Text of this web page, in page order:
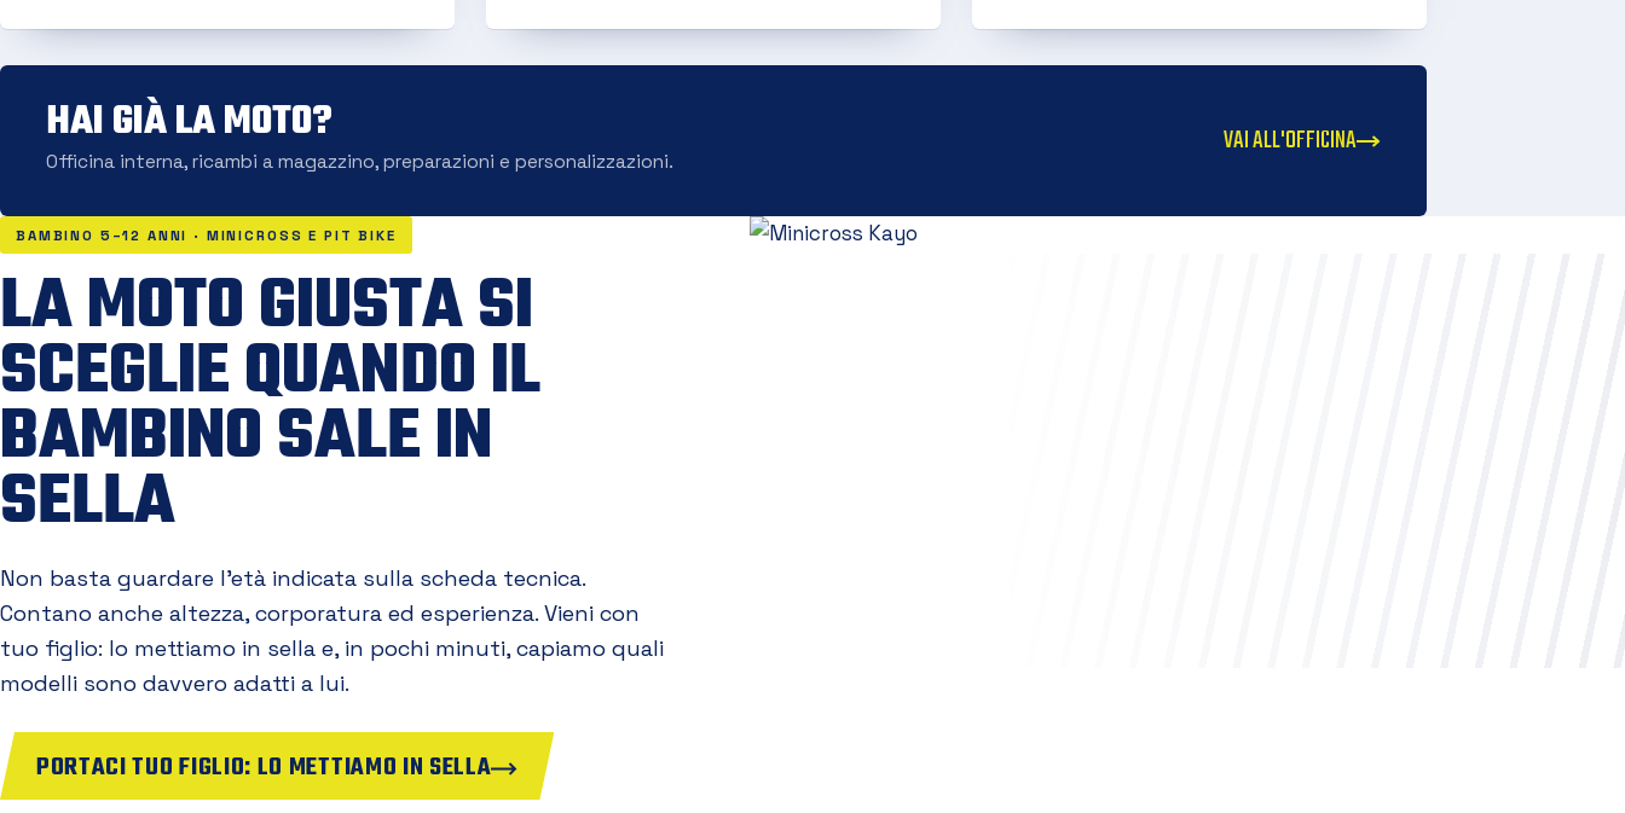
HAI GIÀ LA MOTO?
Officina interna, ricambi a magazzino, preparazioni e personalizzazioni.
VAI ALL'OFFICINA
BAMBINO 5–12 ANNI · MINICROSS E PIT BIKE
LA MOTO GIUSTA SI
SCEGLIE QUANDO IL
BAMBINO SALE IN
SELLA
Non basta guardare l'età indicata sulla scheda tecnica.
Contano anche altezza, corporatura ed esperienza. Vieni con
tuo figlio: lo mettiamo in sella e, in pochi minuti, capiamo quali
modelli sono davvero adatti a lui.
PORTACI TUO FIGLIO: LO METTIAMO IN SELLA